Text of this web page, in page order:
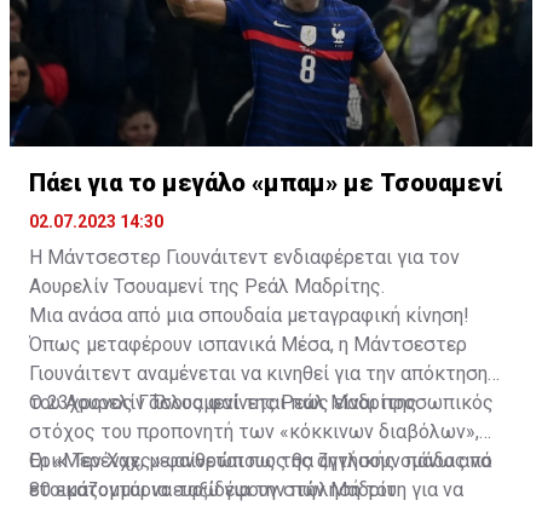
Πάει για το μεγάλο «μπαμ» με Τσουαμενί
02.07.2023 14:30
Η Μάντσεστερ Γιουνάιτεντ ενδιαφέρεται για τον
Αουρελίν Τσουαμενί της Ρεάλ Μαδρίτης.
Μια ανάσα από μια σπουδαία μεταγραφική κίνηση!
Όπως μεταφέρουν ισπανικά Μέσα, η Μάντσεστερ
Γιουνάιτεντ αναμένεται να κινηθεί για την απόκτηση
του Αουρελίν Τσουαμενί της Ρεάλ Μαδρίτης.
Ο 23χρονος Γάλλος φαίνεται πως είναι προσωπικός
στόχος του προπονητή των «κόκκινων διαβόλων»,
Έρικ Τεν Χαχ, με ανθρώπους της αγγλικής ομάδας να
ετοιμάζονται να ταξιδέψουν στην Μαδρίτη για να
Οι «Μερένχες» φαίνεται πως θα ζητήσουν πάνω από
80 εκατομμύρια ευρώ για την πώλησή του.